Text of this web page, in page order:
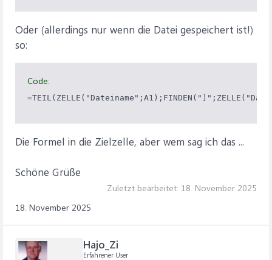
Oder (allerdings nur wenn die Datei gespeichert ist!)
so:
Code:
Die Formel in die Zielzelle, aber wem sag ich das ...
Schöne Grüße
Zuletzt bearbeitet: 18. November 2025
18. November 2025
Hajo_Zi
Erfahrener User